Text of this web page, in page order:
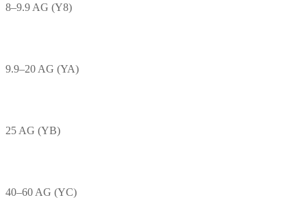
8–9.9 AG (Y8)
9.9–20 AG (YA)
25 AG (YB)
40–60 AG (YC)